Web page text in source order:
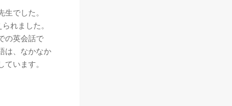
でした。
れました。
の英会話で
は、なかなか
います。